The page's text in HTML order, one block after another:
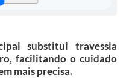
substitui travessia
facilitando o cuidado
mais precisa.